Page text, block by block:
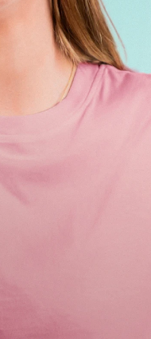
我的訂閱
預計送達日期11/08/2026
預計送達日期 10/08/2026
預計送達日期